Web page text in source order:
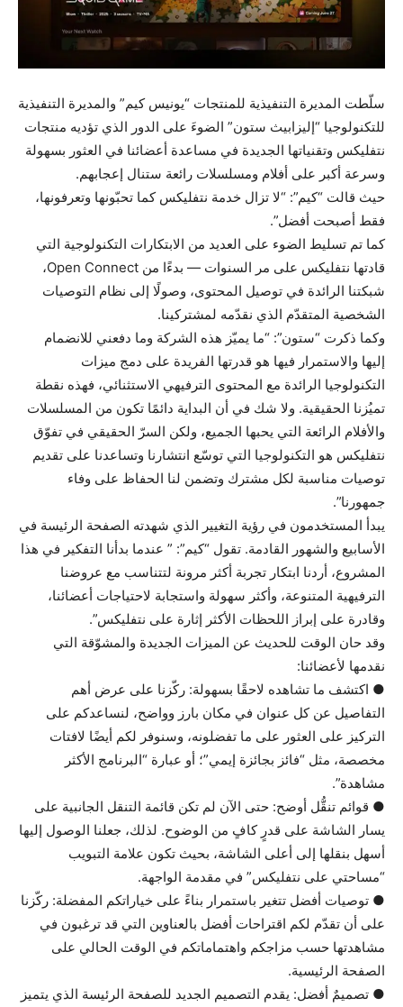
سلّطت المديرة التنفيذية للمنتجات “يونيس كيم” والمديرة التنفيذية
للتكنولوجيا “إليزابيث ستون” الضوءَ على الدور الذي تؤديه منتجات
نتفليكس وتقنياتها الجديدة في مساعدة أعضائنا في العثور بسهولة
وسرعة أكبر على أفلام ومسلسلات رائعة ستنال إعجابهم.
حيث قالت “كيم”: “لا تزال خدمة نتفليكس كما تحبّونها وتعرفونها،
فقط أصبحت أفضل”.
كما تم تسليط الضوء على العديد من الابتكارات التكنولوجية التي
قادتها نتفليكس على مر السنوات — بدءًا من Open Connect،
شبكتنا الرائدة في توصيل المحتوى، وصولًا إلى نظام التوصيات
الشخصية المتقدّم الذي نقدّمه لمشتركينا.
وكما ذكرت “ستون”: “ما يميّز هذه الشركة وما دفعني للانضمام
إليها والاستمرار فيها هو قدرتها الفريدة على دمج ميزات
التكنولوجيا الرائدة مع المحتوى الترفيهي الاستثنائي، فهذه نقطة
تميُزنا الحقيقية. ولا شك في أن البداية دائمًا تكون من المسلسلات
والأفلام الرائعة التي يحبها الجميع، ولكن السرّ الحقيقي في تفوّق
نتفليكس هو التكنولوجيا التي توسّع انتشارنا وتساعدنا على تقديم
توصيات مناسبة لكل مشترك وتضمن لنا الحفاظ على وفاء
جمهورنا”.
يبدأ المستخدمون في رؤية التغيير الذي شهدته الصفحة الرئيسة في
الأسابيع والشهور القادمة. تقول “كيم”: ” عندما بدأنا التفكير في هذا
المشروع، أردنا ابتكار تجربة أكثر مرونة لتتناسب مع عروضنا
الترفيهية المتنوعة، وأكثر سهولة واستجابة لاحتياجات أعضائنا،
وقادرة على إبراز اللحظات الأكثر إثارة على نتفليكس”.
وقد حان الوقت للحديث عن الميزات الجديدة والمشوّقة التي
نقدمها لأعضائنا:
● اكتشف ما تشاهده لاحقًا بسهولة: ركّزنا على عرض أهم
التفاصيل عن كل عنوان في مكان بارز وواضح، لنساعدكم على
التركيز على العثور على ما تفضلونه، وسنوفر لكم أيضًا لافتات
مخصصة، مثل “فائز بجائزة إيمي”؛ أو عبارة “البرنامج الأكثر
مشاهدة”.
● قوائم تنقُّل أوضح: حتى الآن لم تكن قائمة التنقل الجانبية على
يسار الشاشة على قدرٍ كافٍ من الوضوح. لذلك، جعلنا الوصول إليها
أسهل بنقلها إلى أعلى الشاشة، بحيث تكون علامة التبويب
“مساحتي على نتفليكس” في مقدمة الواجهة.
● توصيات أفضل تتغير باستمرار بناءً على خياراتكم المفضلة: ركّزنا
على أن تقدّم لكم اقتراحات أفضل بالعناوين التي قد ترغبون في
مشاهدتها حسب مزاجكم واهتماماتكم في الوقت الحالي على
الصفحة الرئيسية.
● تصميمٌ أفضل: يقدم التصميم الجديد للصفحة الرئيسة الذي يتميز